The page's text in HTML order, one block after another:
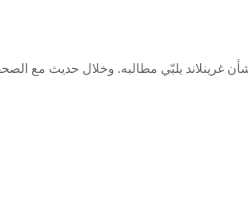
غرينلاند يلبّي مطالبه. وخلال حديث مع